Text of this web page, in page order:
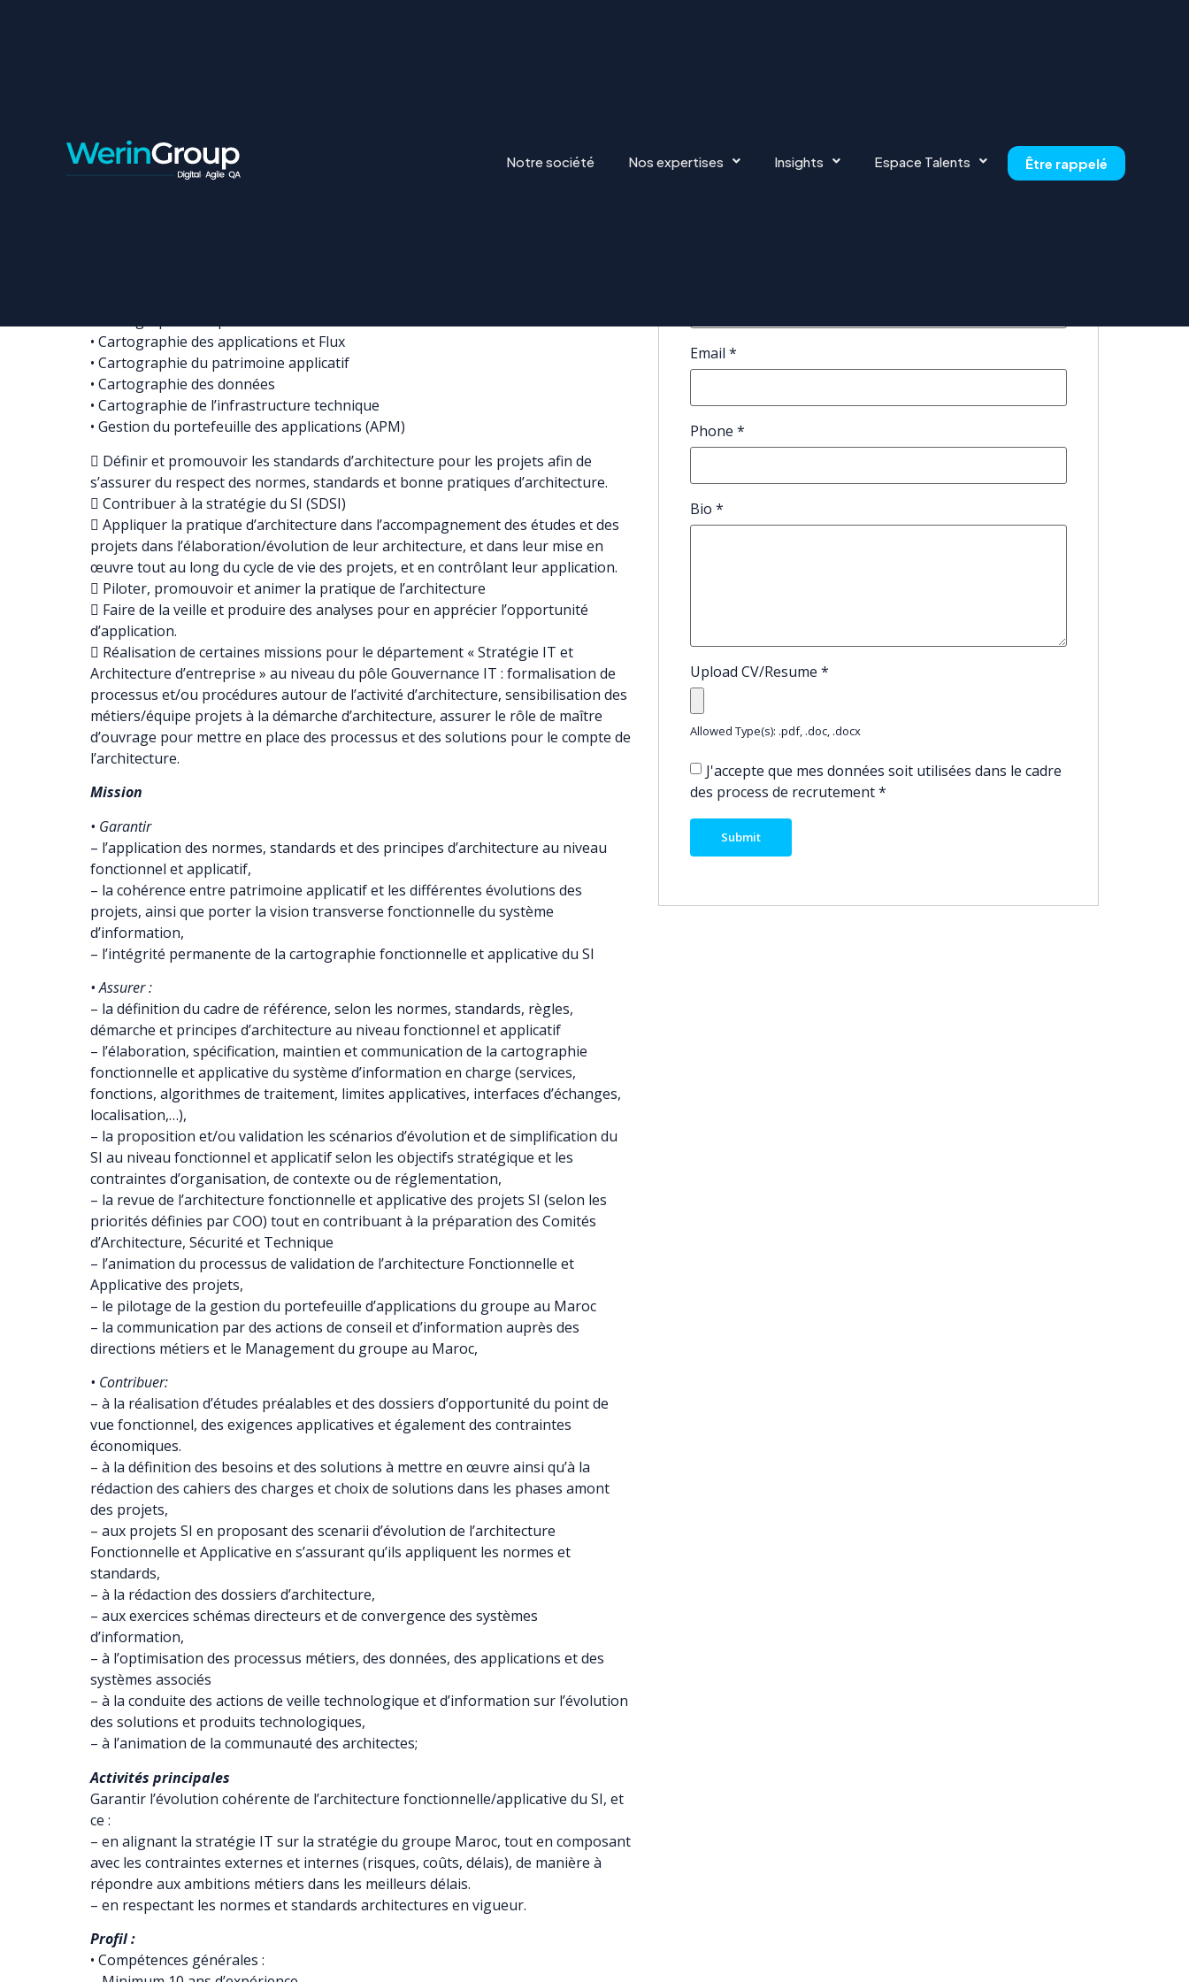
Notre société Nos expertises Insights Espace Talents Être rappelé
Freelance
• Cartographie des applications et Flux
• Cartographie du patrimoine applicatif
• Cartographie des données
• Cartographie de l’infrastructure technique
• Gestion du portefeuille des applications (APM)
 Définir et promouvoir les standards d’architecture pour les projets afin de
s’assurer du respect des normes, standards et bonne pratiques d’architecture.
 Contribuer à la stratégie du SI (SDSI)
 Appliquer la pratique d’architecture dans l’accompagnement des études et des
projets dans l’élaboration/évolution de leur architecture, et dans leur mise en
œuvre tout au long du cycle de vie des projets, et en contrôlant leur application.
 Piloter, promouvoir et animer la pratique de l’architecture
 Faire de la veille et produire des analyses pour en apprécier l’opportunité
d’application.
 Réalisation de certaines missions pour le département « Stratégie IT et
Architecture d’entreprise » au niveau du pôle Gouvernance IT : formalisation de
processus et/ou procédures autour de l’activité d’architecture, sensibilisation des
métiers/équipe projets à la démarche d’architecture, assurer le rôle de maître
d’ouvrage pour mettre en place des processus et des solutions pour le compte de
l’architecture.
Mission
• Garantir
– l’application des normes, standards et des principes d’architecture au niveau
fonctionnel et applicatif,
– la cohérence entre patrimoine applicatif et les différentes évolutions des
projets, ainsi que porter la vision transverse fonctionnelle du système
d’information,
– l’intégrité permanente de la cartographie fonctionnelle et applicative du SI
• Assurer :
– la définition du cadre de référence, selon les normes, standards, règles,
démarche et principes d’architecture au niveau fonctionnel et applicatif
– l’élaboration, spécification, maintien et communication de la cartographie
fonctionnelle et applicative du système d’information en charge (services,
fonctions, algorithmes de traitement, limites applicatives, interfaces d’échanges,
localisation,…),
– la proposition et/ou validation les scénarios d’évolution et de simplification du
SI au niveau fonctionnel et applicatif selon les objectifs stratégique et les
contraintes d’organisation, de contexte ou de réglementation,
– la revue de l’architecture fonctionnelle et applicative des projets SI (selon les
priorités définies par COO) tout en contribuant à la préparation des Comités
d’Architecture, Sécurité et Technique
– l’animation du processus de validation de l’architecture Fonctionnelle et
Applicative des projets,
– le pilotage de la gestion du portefeuille d’applications du groupe au Maroc
– la communication par des actions de conseil et d’information auprès des
directions métiers et le Management du groupe au Maroc,
• Contribuer:
– à la réalisation d’études préalables et des dossiers d’opportunité du point de
vue fonctionnel, des exigences applicatives et également des contraintes
économiques.
– à la définition des besoins et des solutions à mettre en œuvre ainsi qu’à la
rédaction des cahiers des charges et choix de solutions dans les phases amont
des projets,
– aux projets SI en proposant des scenarii d’évolution de l’architecture
Fonctionnelle et Applicative en s’assurant qu’ils appliquent les normes et
standards,
– à la rédaction des dossiers d’architecture,
– aux exercices schémas directeurs et de convergence des systèmes
d’information,
– à l’optimisation des processus métiers, des données, des applications et des
systèmes associés
– à la conduite des actions de veille technologique et d’information sur l’évolution
des solutions et produits technologiques,
– à l’animation de la communauté des architectes;
Activités principales
Garantir l’évolution cohérente de l’architecture fonctionnelle/applicative du SI, et
ce :
– en alignant la stratégie IT sur la stratégie du groupe Maroc, tout en composant
avec les contraintes externes et internes (risques, coûts, délais), de manière à
répondre aux ambitions métiers dans les meilleurs délais.
– en respectant les normes et standards architectures en vigueur.
Profil :
• Compétences générales :
Email *
Phone *
Bio *
Upload CV/Resume *
Allowed Type(s): .pdf, .doc, .docx
J'accepte que mes données soit utilisées dans le cadre
des process de recrutement*